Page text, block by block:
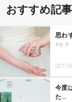
おすすめ記事
思わ
モテ
今度
た…